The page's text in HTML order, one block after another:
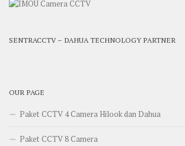
SENTRACCTV – DAHUA TECHNOLOGY PARTNER
OUR PAGE
Paket CCTV 4 Camera Hilook dan Dahua
Paket CCTV 8 Camera